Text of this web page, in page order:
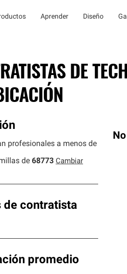
Aprender Diseño
DE
profesionales a menos de
de 68773 Cambiar
de contratista
promedio